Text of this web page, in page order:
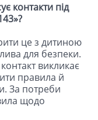
контакти під
це з дитиною
для безпеки.
викликає
правила й
За потреби
щодо